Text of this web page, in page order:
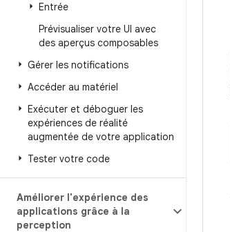
Entrée
Prévisualiser votre UI avec
des aperçus composables
Gérer les notifications
Accéder au matériel
Exécuter et déboguer les
expériences de réalité
augmentée de votre application
Tester votre code
Améliorer l'expérience des
applications grâce à la
perception